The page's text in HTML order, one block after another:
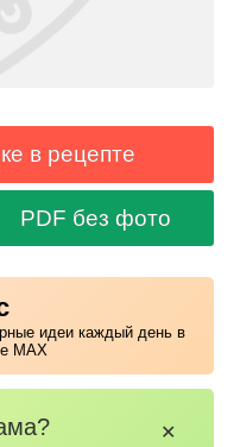
в рецепте
PDF без фото
идеи каждый день в
MAX
✕